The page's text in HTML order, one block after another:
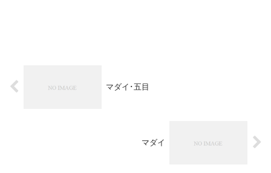
マダイ･五目
マダイ